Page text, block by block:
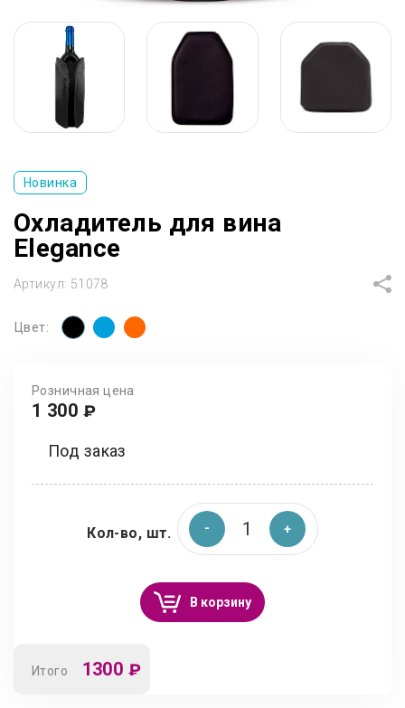
Новинка
Охладитель для вина
Elegance
Артикул: 51078
Цвет:
Розничная цена
1 300 ₽
Под заказ
Кол-во, шт.
В корзину
Итого 1300 ₽